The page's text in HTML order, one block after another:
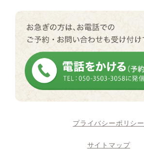
プライバシーポリシー
サイトマップ